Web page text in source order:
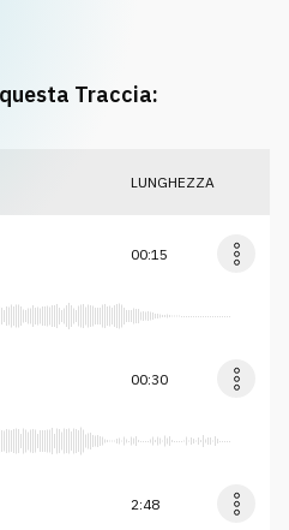
Traccia:
LUNGHEZZA
00:15
00:30
2:48